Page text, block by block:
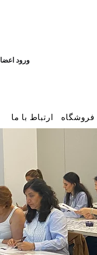
ورود اعضا
ارتباط با ما فروشگاه